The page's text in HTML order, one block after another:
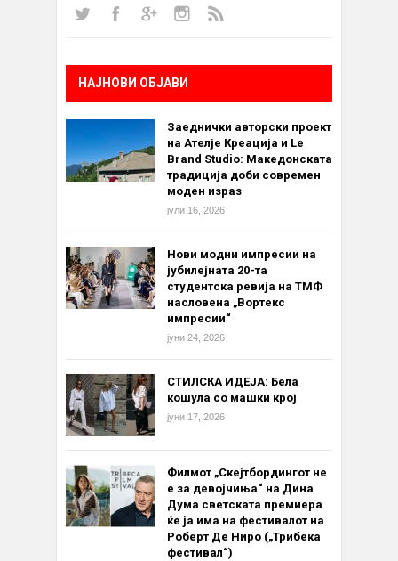
НАЈНОВИ ОБЈАВИ
Заеднички авторски проект
на Ателје Креација и Le
Brand Studio: Македонската
традиција доби современ
моден израз
јули 16, 2026
Нови модни импресии на
јубилејната 20-та
студентска ревија на ТМФ
насловена „Вортекс
импресии“
јуни 24, 2026
СТИЛСКА ИДЕЈА: Бела
кошула со машки крој
јуни 17, 2026
Филмот „Скејтбордингот не
е за девојчиња“ на Дина
Дума светската премиера
ќе ја има на фестивалот на
Роберт Де Ниро („Трибека
фестивал“)